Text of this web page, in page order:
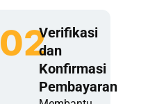
02Verifikasi
dan
Konfirmasi
Pembayaran